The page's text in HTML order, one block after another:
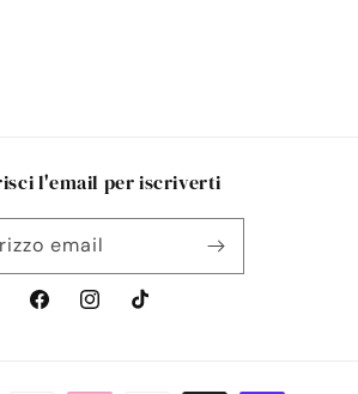
l'email per iscriverti
email
FacebookInstagramTikTok